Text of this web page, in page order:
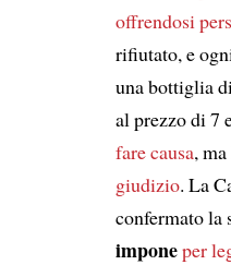
offrendosi
rifiutato, e
una bottiglia
al prezzo di 7
fare causa, ma
giudizio. La
confermato la
imponeper